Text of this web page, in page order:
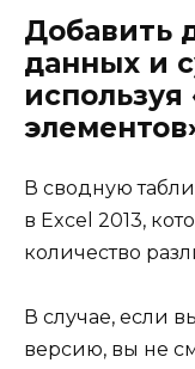
Добавить
данных и
В сводную
в Excel 2013,
количество
В случае, если
версию, вы не